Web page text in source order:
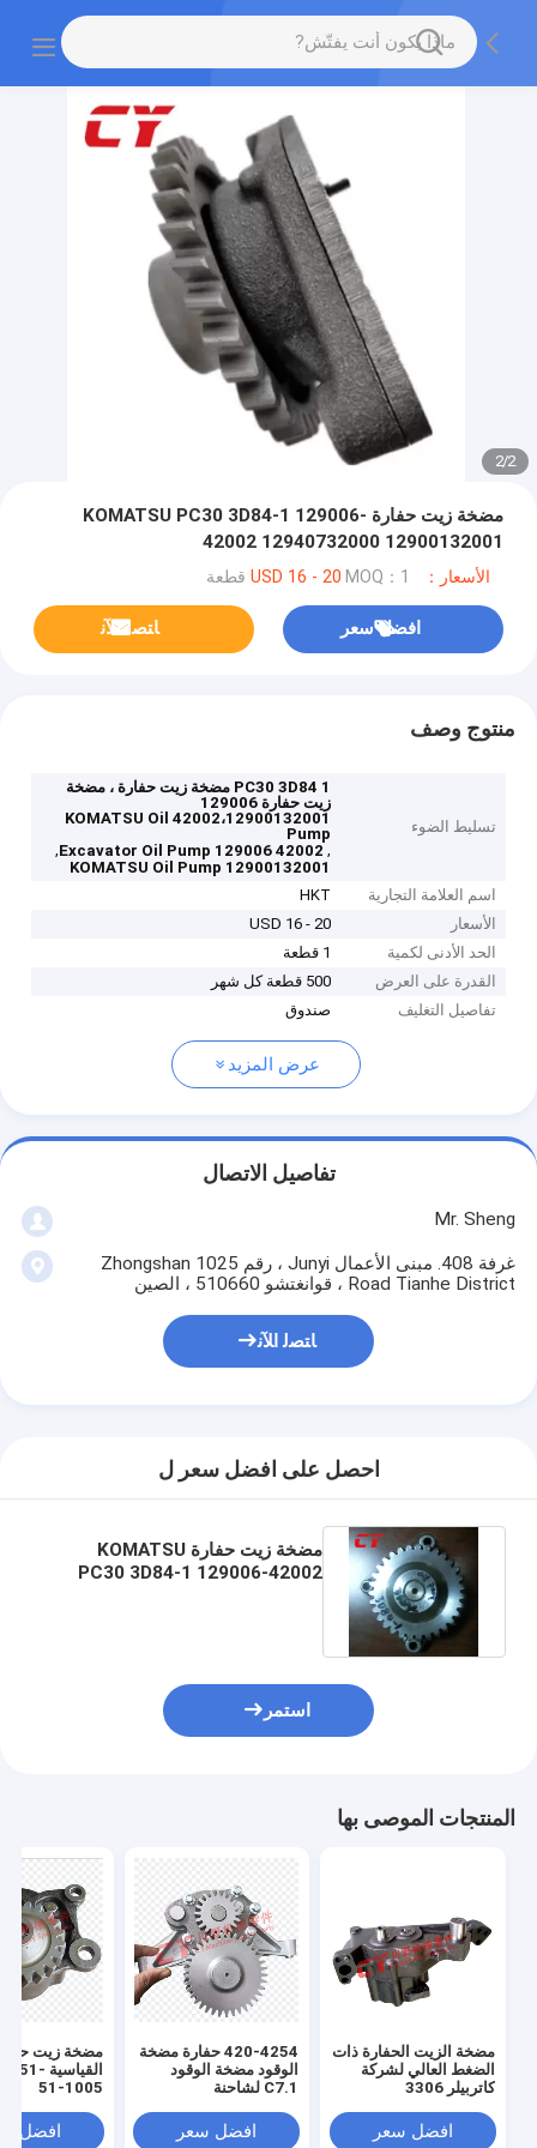
2
/
2
مضخة زيت حفارة KOMATSU PC30 3D84-1 129006-
42002 12940732000 12900132001
الأسعار：USD 16 - 20 MOQ：1 قطعة
افضل سعر ﺎﺘﺼﻟ ﺍﻶﻧ
منتوج وصف
تسليط الضوء
PC30 3D84 1 مضخة زيت حفارة ، مضخة
زيت حفارة 129006
42002،12900132001 KOMATSU Oil
Pump
,
Excavator Oil Pump 129006 42002
,
12900132001 KOMATSU Oil Pump
اسم العلامة التجارية
HKT
الأسعار
USD 16 - 20
الحد الأدنى لكمية
1 قطعة
القدرة على العرض
500 قطعة كل شهر
تفاصيل التغليف
صندوق
عرض المزيد
تفاصيل الاتصال
Mr. Sheng
غرفة 408. مبنى الأعمال Junyi ، رقم 1025 Zhongshan
Road Tianhe District ، قوانغتشو 510660 ، الصين
ﺎﺘﺼﻟ ﺍﻶﻧ
احصل على افضل سعر ل
مضخة زيت حفارة KOMATSU
PC30 3D84-1 129006-42002
استمر
المنتجات الموصى بها
مضخة الزيت الحفارة ذات
الضغط العالي لشركة
كاتربيلر 3306
افضل سعر
420-4254 حفارة مضخة
الوقود مضخة الوقود
C7.1 لشاحنة
افضل سعر
مضخة زيت
51-1005
افضل